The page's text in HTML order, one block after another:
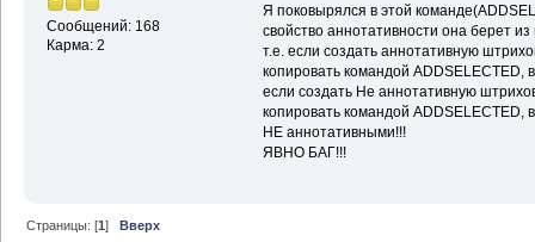
Сообщений: 168
Карма: 2
Я поковырялся в этой
свойство аннотативности она берет
т.е. если создать аннотативную
копировать командой ADDSELECTED,
если создать Не аннотативную
копировать командой ADDSELECTED,
НЕ аннотативными!!!
ЯВНО БАГ!!!
Страницы: [1]Вверх